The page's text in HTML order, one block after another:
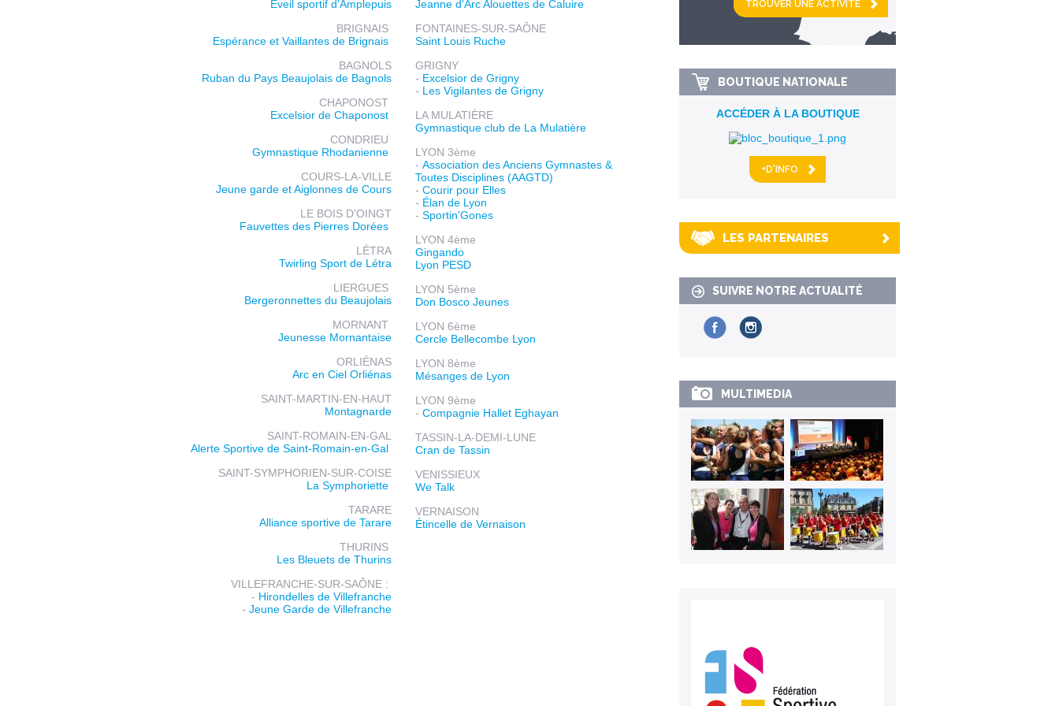
Éveil sportif d'Amplepuis
BRIGNAIS
Espérance et Vaillantes de Brignais
BAGNOLS
Ruban du Pays Beaujolais de Bagnols
CHAPONOST
Excelsior de Chaponost
CONDRIEU
Gymnastique Rhodanienne
COURS-LA-VILLE
Jeune garde et Aiglonnes de Cours
LE BOIS D'OINGT
Fauvettes des Pierres Dorées
LÉTRA
Twirling Sport de Létra
LIERGUES
Bergeronnettes du Beaujolais
MORNANT
Jeunesse Mornantaise
ORLIÉNAS
Arc en Ciel Orliénas
SAINT-MARTIN-EN-HAUT
Montagnarde
SAINT-ROMAIN-EN-GAL
Alerte Sportive de Saint-Romain-en-Gal
SAINT-SYMPHORIEN-SUR-COISE
La Symphoriette
TARARE
Alliance sportive de Tarare
THURINS
Les Bleuets de Thurins
VILLEFRANCHE-SUR-SAÔNE :
- Hirondelles de Villefranche
- Jeune Garde de Villefranche
Jeanne d'Arc Alouettes de Caluire
FONTAINES-SUR-SAÔNE
Saint Louis Ruche
GRIGNY
- Excelsior de Grigny
- Les Vigilantes de Grigny
LA MULATIÈRE
Gymnastique club de La Mulatière
LYON 3ème
- Association des Anciens Gymnastes &
Toutes Disciplines (AAGTD)
- Courir pour Elles
- Élan de Lyon
- Sportin'Gones
LYON 4ème
Gingando
Lyon PESD
LYON 5ème
Don Bosco Jeunes
LYON 6ème
Cercle Bellecombe Lyon
LYON 8ème
Mésanges de Lyon
LYON 9ème
- Compagnie Hallet Eghayan
TASSIN-LA-DEMI-LUNE
Cran de Tassin
VENISSIEUX
We Talk
VERNAISON
Étincelle de Vernaison
km alentour
BOUTIQUE NATIONALE
ACCÉDER À LA BOUTIQUE
+D'INFO
LES PARTENAIRES
SUIVRE NOTRE ACTUALITÉ
MULTIMEDIA